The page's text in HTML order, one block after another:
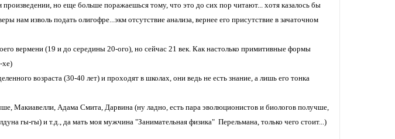
но еще больше поражаешься тому, что это до сих пор читают... хотя казалось бы
нам изволь подать олигофре...экм отсутствие анализа, вернее его присутствие в зачаточном
вермени (19 и до середины 20-ого), но сейчас 21 век. Как настолько примитивные формы
хе)
возраста (30-40 лет) и проходят в школах, они ведь не есть знание, а лишь его тонка
Макиавелли, Адама Смита, Дарвина (ну ладно, есть пара эволюционистов и биологов получше,
гы-гы) и т.д., да мать моя мужчина "Занимательная физика" Перельмана, только чего стоит...)